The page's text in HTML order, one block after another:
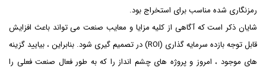
رمزنگاری شده مناسب برای استخراج بود.
شایان ذکر است که آگاهی از کلیه مزایا و معایب صنعت می تواند باعث افزایش
قابل توجه بازده سرمایه گذاری (ROI) در تصمیم گیری شود. بنابراین ، بیایید گزینه
های موجود ، امروز و پروژه های چشم انداز را که به طور فعال صنعت فعلی را